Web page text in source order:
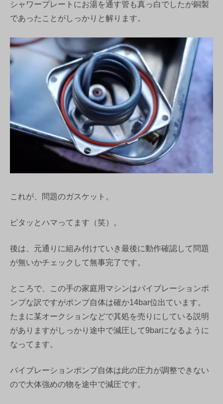
シャワープレートにお湯を通す管も真っ白でしたが銅製
であったことがしっかりと解ります。
これが、問題のガスケット。
ピタッとハマってます（笑）。
後は、元通りに組み付けていき最後に動作確認して問題
が無いかチェックして無事完了です。
ところで、この手の家庭用マシンはバイブレーションポ
ンプな訳ですがポンプ自体は確か14bar位出ています。
たまに某オークションなどで其処を売りにしている説明
がありますがしっかり途中で減圧して9barになるように
なってます。
バイブレーションポンプ自体は此の圧力が調整できない
ので大体強めの物を途中で減圧です。